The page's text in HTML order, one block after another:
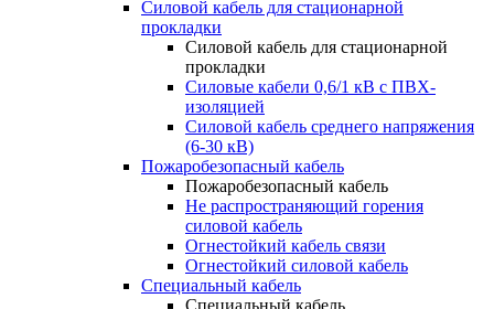
Силовой кабель для стационарной
прокладки
Силовой кабель для стационарной
прокладки
Силовые кабели 0,6/1 кВ с ПВХ-
изоляцией
Силовой кабель среднего напряжения
(6-30 кВ)
Пожаробезопасный кабель
Пожаробезопасный кабель
Не распространяющий горения
силовой кабель
Огнестойкий кабель связи
Огнестойкий силовой кабель
Специальный кабель
Специальный кабель